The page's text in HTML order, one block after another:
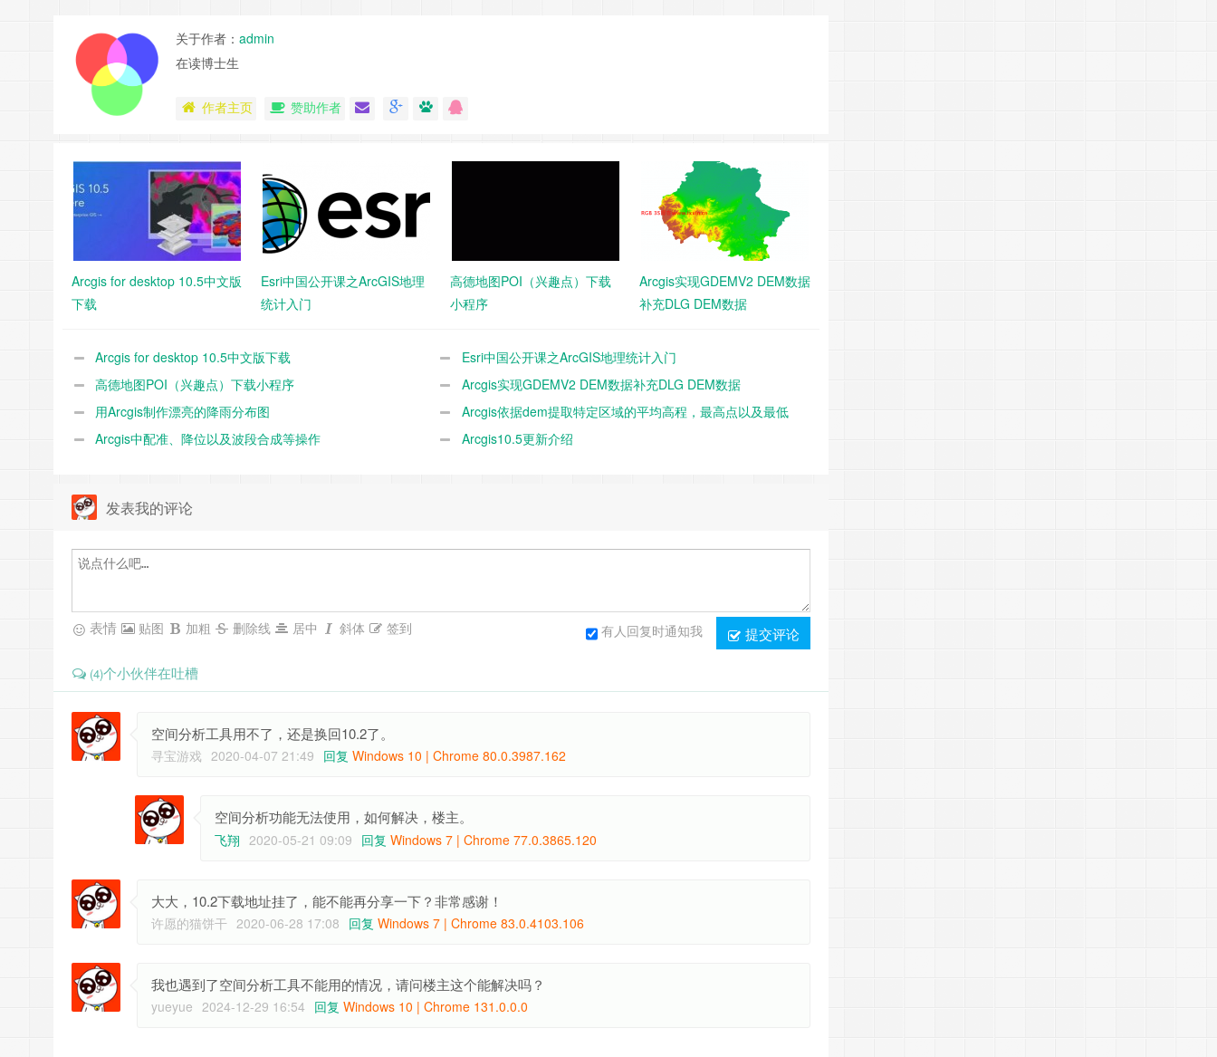
关于作者： admin
在读博士生
作者主页 赞助作者
Arcgis for desktop 10.5中文版
下载
Esri中国公开课之ArcGIS地理
统计入门
高德地图POI（兴趣点）下载
小程序
Arcgis实现GDEMV2 DEM数据
补充DLG DEM数据
Arcgis for desktop 10.5中文版下载
Esri中国公开课之ArcGIS地理统计入门
高德地图POI（兴趣点）下载小程序
Arcgis实现GDEMV2 DEM数据补充DLG DEM数据
用Arcgis制作漂亮的降雨分布图
Arcgis依据dem提取特定区域的平均高程，最高点以及最低
点
Arcgis中配准、降位以及波段合成等操作 Arcgis10.5更新介绍
发表我的评论
提交评论
有人回复时通知我
表情 贴图 加粗 删除线 居中 斜体 签到
(4)个小伙伴在吐槽
空间分析工具用不了，还是换回10.2了。
寻宝游戏 2020-04-07 21:49 回复 Windows 10 | Chrome 80.0.3987.162
空间分析功能无法使用，如何解决，楼主。
飞翔 2020-05-21 09:09 回复 Windows 7 | Chrome 77.0.3865.120
大大，10.2下载地址挂了，能不能再分享一下？非常感谢！
许愿的猫饼干 2020-06-28 17:08 回复 Windows 7 | Chrome 83.0.4103.106
我也遇到了空间分析工具不能用的情况，请问楼主这个能解决吗？
yueyue 2024-12-29 16:54 回复 Windows 10 | Chrome 131.0.0.0